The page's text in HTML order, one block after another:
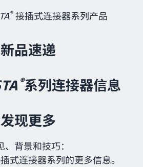
® 接插式连接器系列产品
新品速递
®系列连接器信息
发现更多
、背景和技巧：
式连接器系列的更多信息。